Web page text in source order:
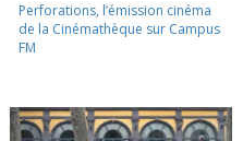
Perforations, l’émission cinéma
de la Cinémathèque sur Campus
FM